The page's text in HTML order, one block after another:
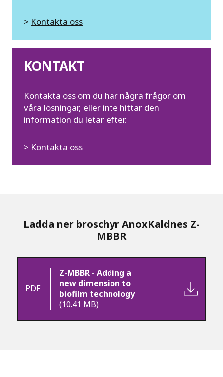
> Kontakta oss
KONTAKT
Kontakta oss om du har några frågor om
våra lösningar, eller inte hittar den
information du letar efter.
> Kontakta oss
Ladda ner broschyr AnoxKaldnes Z-
MBBR
PDF
Z-MBBR - Adding a
new dimension to
biofilm technology
(10.41 MB)